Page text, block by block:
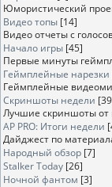
Юмористический
Видео топы [14]
Видео отчеты с
Начало игры [45]
Первые минуты
Геймплейные нарезки
Геймплейные
Скриншоты недели
Лучшие скриншоты от
AP PRO: Итоги недели
Дайджест по
Народный обзор [7]
Stalker Today [26]
Ночной фантом [3]